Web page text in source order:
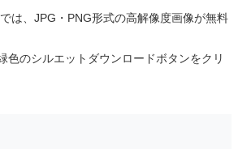
は、JPG・PNG形式の高解像度画像が無料
色のシルエットダウンロードボタンをクリ